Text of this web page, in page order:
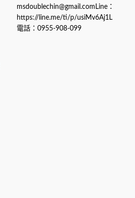
msdoublechin@gmail.comLine：
https://line.me/ti/p/usiMv6Aj1L
電話：0955-908-099